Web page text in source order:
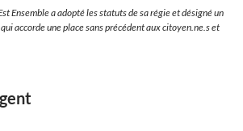
Ensemble a adopté les statuts de sa régie et désigné un
accorde une place sans précédent aux citoyen.ne.s et